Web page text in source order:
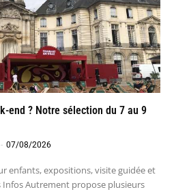
end ? Notre sélection du 7 au 9
- 07/08/2026
enfants, expositions, visite guidée et
Infos Autrement propose plusieurs